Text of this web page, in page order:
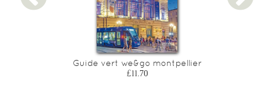
Guide vert we&go montpellier
£11.70